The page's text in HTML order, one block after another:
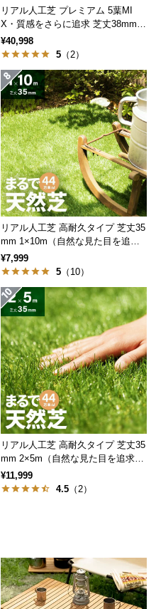
リアル人工芝 プレミアム 5葉MI
X・質感をさらに追求 芝丈38mm 2
×10m
¥40,998
5 （2）
リアル人工芝 高耐久タイプ 芝丈35
mm 1×10m（自然な見た目を追
求・U字ピン付属）
¥7,999
5 （10）
リアル人工芝 高耐久タイプ 芝丈35
mm 2×5m（自然な見た目を追求・
U字ピン付属）
¥11,999
4.5 （2）